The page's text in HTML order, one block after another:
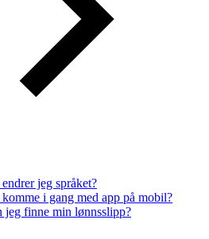
jeg språket?
i gang med app på mobil?
jeg finne min lønnsslipp?